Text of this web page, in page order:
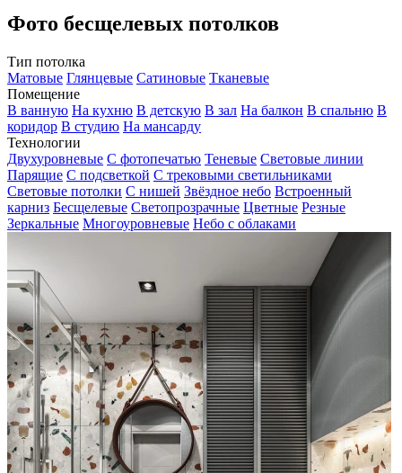
Фото бесщелевых потолков
Тип потолка
Матовые Глянцевые Сатиновые Тканевые
Помещение
В ванную На кухню В детскую В зал На балкон В спальню В
коридор В студию На мансарду
Технологии
Двухуровневые С фотопечатью Теневые Световые линии
Парящие С подсветкой С трековыми светильниками
Световые потолки С нишей Звёздное небо Встроенный
карниз Бесщелевые Светопрозрачные Цветные Резные
Зеркальные Многоуровневые Небо с облаками